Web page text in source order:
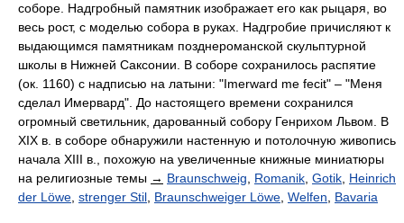
соборе. Надгробный памятник изображает его как рыцаря, во
весь рост, с моделью собора в руках. Надгробие причисляют к
выдающимся памятникам позднероманской скульптурной
школы в Нижней Саксонии. В соборе сохранилось распятие
(ок. 1160) с надписью на латыни: "Imerward me fecit" – "Меня
сделал Имервард". До настоящего времени сохранился
огромный светильник, дарованный собору Генрихом Львом. В
XIX в. в соборе обнаружили настенную и потолочную живопись
начала XIII в., похожую на увеличенные книжные миниатюры
на религиозные темы → Braunschweig Romanik Gotik Heinrich
der Löwe strenger Stil Braunschweiger Löwe Welfen Bavaria